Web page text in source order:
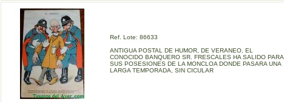
Ref. Lote: 86633
ANTIGUA POSTAL DE HUMOR, DE VERANEO, EL
CONOCIDO BANQUERO SR. FRESCALES HA SALIDO PARA
SUS POSESIONES DE LA MONCLOA DONDE PASARA UNA
LARGA TEMPORADA, SIN CICULAR